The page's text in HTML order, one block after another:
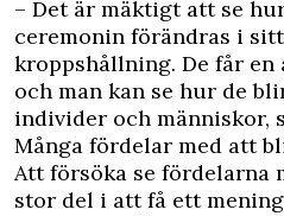
– Det är mäktigt att se
ceremonin förändras i
kroppshållning. De får
och man kan se hur de
individer och människor,
Många fördelar med att
Att försöka se fördelarna
stor del i att få ett